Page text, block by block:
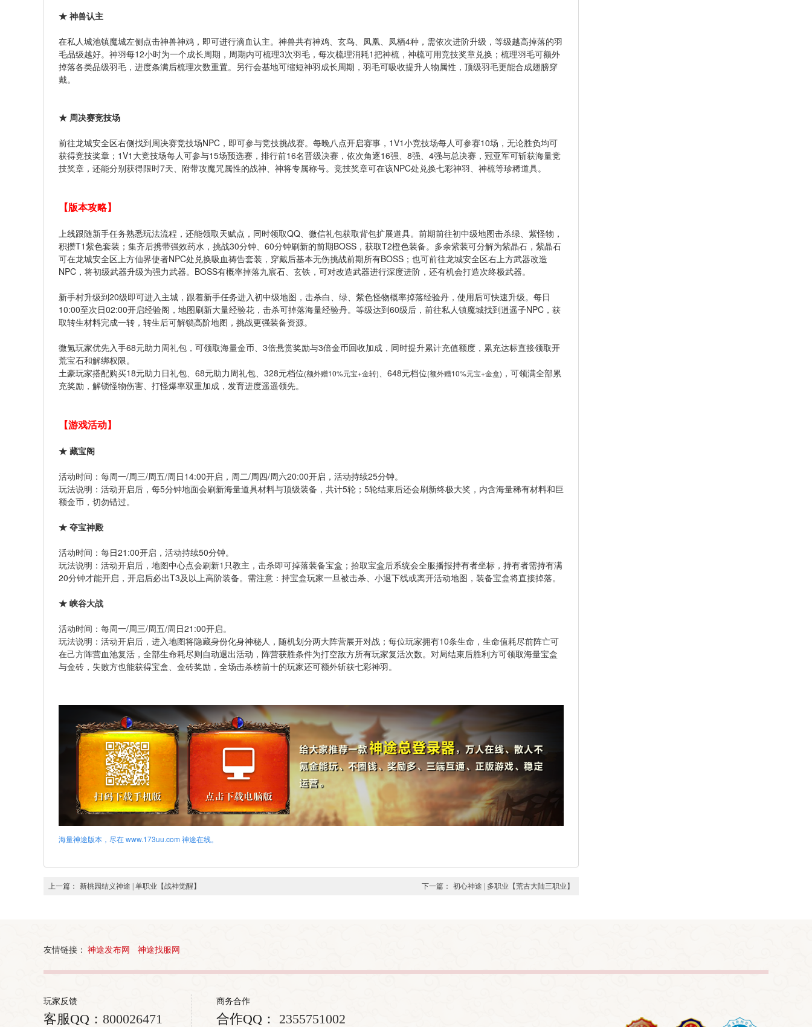
★ 神兽认主
在私人城池镇魔城左侧点击神兽神鸡，即可进行滴血认主。神兽共有神鸡、玄鸟、凤凰、凤栖4种，需依次进阶升级，等级越高掉落的羽
毛品级越好。神羽每12小时为一个成长周期，周期内可梳理3次羽毛，每次梳理消耗1把神梳，神梳可用竞技奖章兑换；梳理羽毛可额外
掉落各类品级羽毛，进度条满后梳理次数重置。另行会基地可缩短神羽成长周期，羽毛可吸收提升人物属性，顶级羽毛更能合成翅膀穿
戴。
★ 周决赛竞技场
前往龙城安全区右侧找到周决赛竞技场NPC，即可参与竞技挑战赛。每晚八点开启赛事，1V1小竞技场每人可参赛10场，无论胜负均可
获得竞技奖章；1V1大竞技场每人可参与15场预选赛，排行前16名晋级决赛，依次角逐16强、8强、4强与总决赛，冠亚军可斩获海量竞
技奖章，还能分别获得限时7天、附带攻魔咒属性的战神、神将专属称号。竞技奖章可在该NPC处兑换七彩神羽、神梳等珍稀道具。
【版本攻略】
上线跟随新手任务熟悉玩法流程，还能领取天赋点，同时领取QQ、微信礼包获取背包扩展道具。前期前往初中级地图击杀绿、紫怪物，
积攒T1紫色套装；集齐后携带强效药水，挑战30分钟、60分钟刷新的前期BOSS，获取T2橙色装备。多余紫装可分解为紫晶石，紫晶石
可在龙城安全区上方仙界使者NPC处兑换吸血祷告套装，穿戴后基本无伤挑战前期所有BOSS；也可前往龙城安全区右上方武器改造
NPC，将初级武器升级为强力武器。BOSS有概率掉落九宸石、玄铁，可对改造武器进行深度进阶，还有机会打造次终极武器。
新手村升级到20级即可进入主城，跟着新手任务进入初中级地图，击杀白、绿、紫色怪物概率掉落经验丹，使用后可快速升级。每日
10:00至次日02:00开启经验阁，地图刷新大量经验花，击杀可掉落海量经验丹。等级达到60级后，前往私人镇魔城找到逍遥子NPC，获
取转生材料完成一转，转生后可解锁高阶地图，挑战更强装备资源。
微氪玩家优先入手68元助力周礼包，可领取海量金币、3倍悬赏奖励与3倍金币回收加成，同时提升累计充值额度，累充达标直接领取开
荒宝石和解绑权限。
土豪玩家搭配购买18元助力日礼包、68元助力周礼包、328元档位(额外赠10%元宝+金转) 、648元档位(额外赠10%元宝+金盒) ，可领满全部累
充奖励，解锁怪物伤害、打怪爆率双重加成，发育进度遥遥领先。
【游戏活动】
★ 藏宝阁
活动时间：每周一/周三/周五/周日14:00开启，周二/周四/周六20:00开启，活动持续25分钟。
玩法说明：活动开启后，每5分钟地面会刷新海量道具材料与顶级装备，共计5轮；5轮结束后还会刷新终极大奖，内含海量稀有材料和巨
额金币，切勿错过。
★ 夺宝神殿
活动时间：每日21:00开启，活动持续50分钟。
玩法说明：活动开启后，地图中心点会刷新1只教主，击杀即可掉落装备宝盒；拾取宝盒后系统会全服播报持有者坐标，持有者需持有满
20分钟才能开启，开启后必出T3及以上高阶装备。需注意：持宝盒玩家一旦被击杀、小退下线或离开活动地图，装备宝盒将直接掉落。
★ 峡谷大战
活动时间：每周一/周三/周五/周日21:00开启。
玩法说明：活动开启后，进入地图将隐藏身份化身神秘人，随机划分两大阵营展开对战；每位玩家拥有10条生命，生命值耗尽前阵亡可
在己方阵营血池复活，全部生命耗尽则自动退出活动，阵营获胜条件为打空敌方所有玩家复活次数。对局结束后胜利方可领取海量宝盒
与金砖，失败方也能获得宝盒、金砖奖励，全场击杀榜前十的玩家还可额外斩获七彩神羽。
海量神途版本，尽在 www.173uu.com 神途在线。
上一篇： 新桃园结义神途 | 单职业【战神觉醒】 下一篇： 初心神途 | 多职业【荒古大陆三职业】
友情链接： 神途发布网 神途找服网
玩家反馈
客服QQ： 800026471
商务合作
合作QQ： 2355751002